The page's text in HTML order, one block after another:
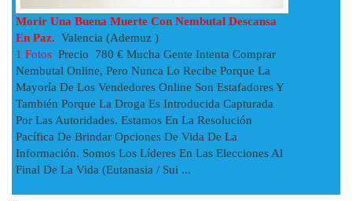
Morir Una Buena Muerte Con Nembutal Descansa
En Paz. Valencia (Ademuz )
1 Fotos Precio 780 € Mucha Gente Intenta Comprar
Nembutal Online, Pero Nunca Lo Recibe Porque La
Mayoría De Los Vendedores Online Son Estafadores Y
También Porque La Droga Es Introducida Capturada
Por Las Autoridades. Estamos En La Resolución
Pacífica De Brindar Opciones De Vida De La
Información. Somos Los Líderes En Las Elecciones Al
Final De La Vida (Eutanasia / Sui ...